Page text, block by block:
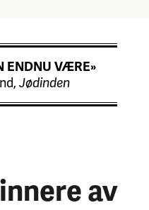
ENDNU VÆRE»
Jødinden
av